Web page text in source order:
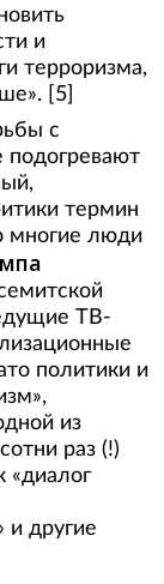
и
терроризма,
[5]
с
термин
многие люди
ТВ-
политики и
из
раз (!)
«диалог
и другие